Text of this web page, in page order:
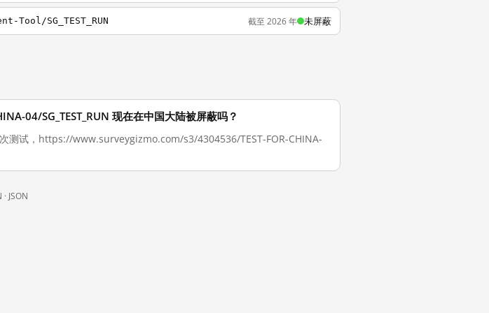
Tool/SG_TEST_RUN 截至 2026 年 未屏蔽
04/SG_TEST_RUN 现在在中国大陆被屏蔽吗？
测试，https://www.surveygizmo.com/s3/4304536/TEST-FOR-CHINA-
JSON